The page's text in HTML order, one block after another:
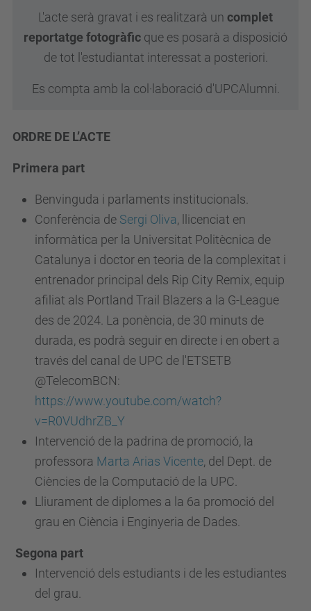
L'acte serà gravat i es realitzarà un complet
reportatge fotogràfic que es posarà a disposició
de tot l'estudiantat interessat a posteriori.
Es compta amb la col·laboració d'UPCAlumni.
ORDRE DE L’ACTE
Primera part
Benvinguda i parlaments institucionals.
Conferència de Sergi Oliva, llicenciat en
informàtica per la Universitat Politècnica de
Catalunya i doctor en teoria de la complexitat i
entrenador principal dels Rip City Remix, equip
afiliat als Portland Trail Blazers a la G-League
des de 2024. La ponència, de 30 minuts de
durada, es podrà seguir en directe i en obert a
través del canal de UPC de l'ETSETB
@TelecomBCN:
https://www.youtube.com/watch?
v=R0VUdhrZB_Y
Intervenció de la padrina de promoció, la
professora Marta Arias Vicente, del Dept. de
Ciències de la Computació de la UPC.
Lliurament de diplomes a la 6a promoció del
grau en Ciència i Enginyeria de Dades.
Segona part
Intervenció dels estudiants i de les estudiantes
del grau.